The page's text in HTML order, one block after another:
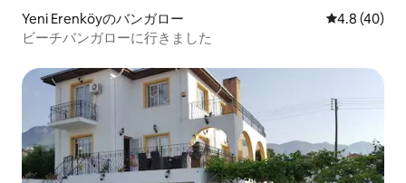
Yeni Erenköyのバンガロー レビュー40
4.8 (40)
ビーチバンガローに行きました